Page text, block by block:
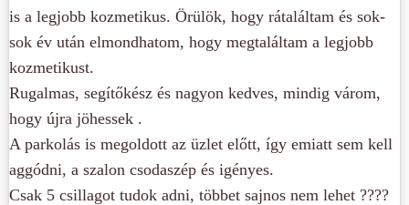
is a legjobb kozmetikus. Örülök, hogy rátaláltam és sok-
sok év után elmondhatom, hogy megtaláltam a legjobb
kozmetikust.
Rugalmas, segítőkész és nagyon kedves, mindig várom,
hogy újra jöhessek .
A parkolás is megoldott az üzlet előtt, így emiatt sem kell
aggódni, a szalon csodaszép és igényes.
Csak 5 csillagot tudok adni, többet sajnos nem lehet ????